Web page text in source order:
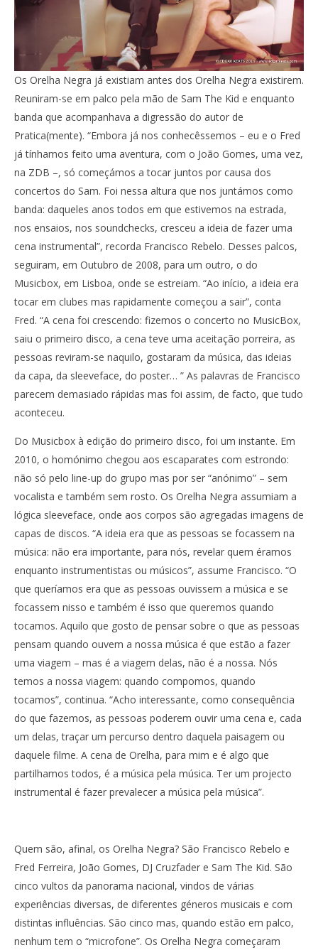
Os Orelha Negra já existiam antes dos Orelha Negra existirem.
Reuniram-se em palco pela mão de Sam The Kid e enquanto
banda que acompanhava a digressão do autor de
Pratica(mente). “Embora já nos conhecêssemos – eu e o Fred
já tínhamos feito uma aventura, com o João Gomes, uma vez,
na ZDB –, só começámos a tocar juntos por causa dos
concertos do Sam. Foi nessa altura que nos juntámos como
banda: daqueles anos todos em que estivemos na estrada,
nos ensaios, nos soundchecks, cresceu a ideia de fazer uma
cena instrumental”, recorda Francisco Rebelo. Desses palcos,
seguiram, em Outubro de 2008, para um outro, o do
Musicbox, em Lisboa, onde se estreiam. “Ao início, a ideia era
tocar em clubes mas rapidamente começou a sair”, conta
Fred. “A cena foi crescendo: fizemos o concerto no MusicBox,
saiu o primeiro disco, a cena teve uma aceitação porreira, as
pessoas reviram-se naquilo, gostaram da música, das ideias
da capa, da sleeveface, do poster… ” As palavras de Francisco
parecem demasiado rápidas mas foi assim, de facto, que tudo
aconteceu.
Do Musicbox à edição do primeiro disco, foi um instante. Em
2010, o homónimo chegou aos escaparates com estrondo:
não só pelo line-up do grupo mas por ser “anónimo” – sem
vocalista e também sem rosto. Os Orelha Negra assumiam a
lógica sleeveface, onde aos corpos são agregadas imagens de
capas de discos. “A ideia era que as pessoas se focassem na
música: não era importante, para nós, revelar quem éramos
enquanto instrumentistas ou músicos”, assume Francisco. “O
que queríamos era que as pessoas ouvissem a música e se
focassem nisso e também é isso que queremos quando
tocamos. Aquilo que gosto de pensar sobre o que as pessoas
pensam quando ouvem a nossa música é que estão a fazer
uma viagem – mas é a viagem delas, não é a nossa. Nós
temos a nossa viagem: quando compomos, quando
tocamos”, continua. “Acho interessante, como consequência
do que fazemos, as pessoas poderem ouvir uma cena e, cada
um delas, traçar um percurso dentro daquela paisagem ou
daquele filme. A cena de Orelha, para mim e é algo que
partilhamos todos, é a música pela música. Ter um projecto
instrumental é fazer prevalecer a música pela música”.
Quem são, afinal, os Orelha Negra? São Francisco Rebelo e
Fred Ferreira, João Gomes, DJ Cruzfader e Sam The Kid. São
cinco vultos da panorama nacional, vindos de várias
experiências diversas, de diferentes géneros musicais e com
distintas influências. São cinco mas, quando estão em palco,
nenhum tem o “microfone”. Os Orelha Negra começaram